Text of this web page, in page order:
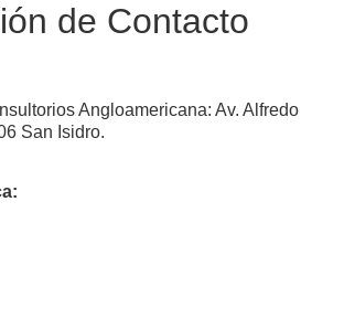
de Contacto
Angloamericana: Av. Alfredo
San Isidro.